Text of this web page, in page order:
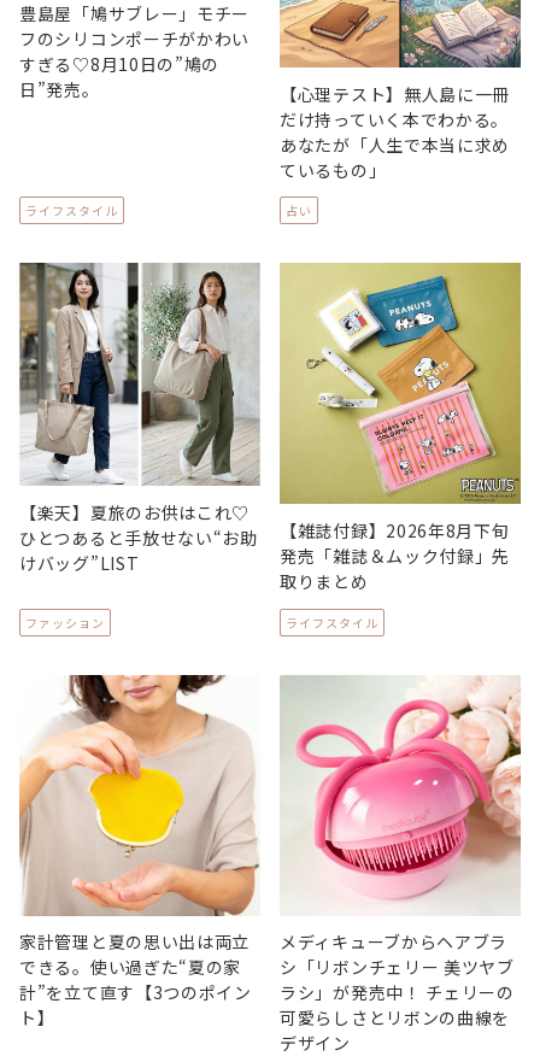
豊島屋「鳩サブレー」モチー
フのシリコンポーチがかわい
すぎる♡8月10日の”鳩の
日”発売。
ライフスタイル
【心理テスト】無人島に一冊
だけ持っていく本でわかる。
あなたが「人生で本当に求め
ているもの」
占い
【楽天】夏旅のお供はこれ♡
ひとつあると手放せない“お助
けバッグ”LIST
ファッション
【雑誌付録】2026年8月下旬
発売「雑誌＆ムック付録」先
取りまとめ
ライフスタイル
家計管理と夏の思い出は両立
できる。使い過ぎた“夏の家
計”を立て直す【3つのポイン
ト】
メディキューブからヘアブラ
シ「リボンチェリー 美ツヤブ
ラシ」が発売中！ チェリーの
可愛らしさとリボンの曲線を
デザイン